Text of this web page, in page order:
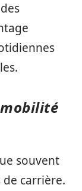
souvent
carrière.